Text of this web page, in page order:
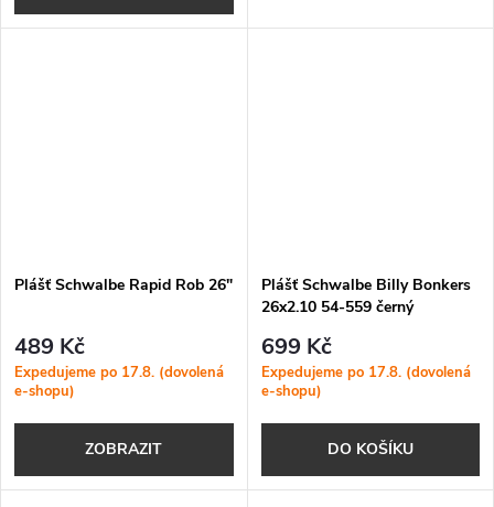
Plášť Schwalbe Rapid Rob 26"
489 Kč
Expedujeme po 17.8. (dovolená
e-shopu)
ZOBRAZIT
Plášť Schwalbe Billy Bonkers
26x2.10 54-559 černý
699 Kč
Expedujeme po 17.8. (dovolená
e-shopu)
DO KOŠÍKU